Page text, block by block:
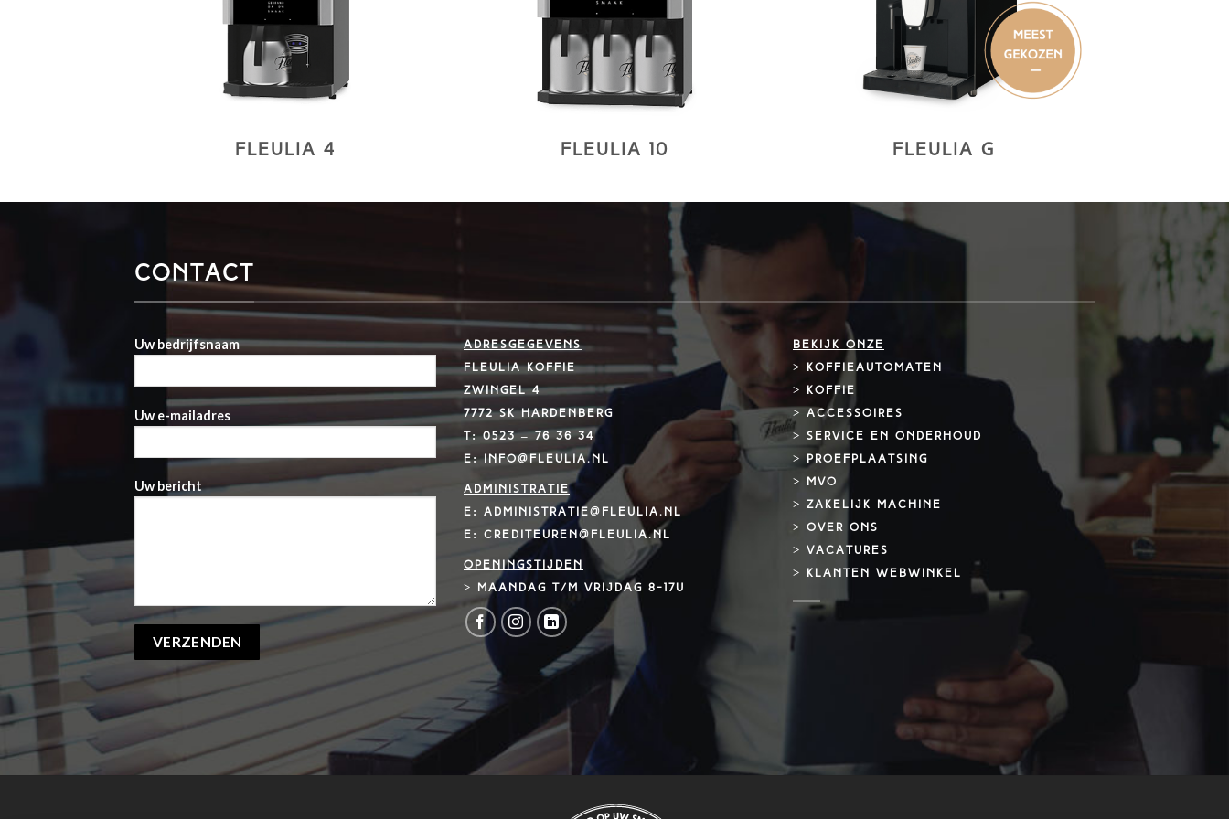
Fleulia 4 Fleulia 10 Fleulia g
CONTACT
Uw bedrijfsnaam
Uw e-mailadres
Uw bericht
Adresgegevens
Fleulia koffie
Zwingel 4
7772 SK Hardenberg
T:0523 – 76 36 34
E: info@fleulia.nl
Administratie
E: administratie@fleulia.nl
E: crediteuren@fleulia.nl
Openingstijden
> Maandag t/m vrijdag 8-17u
Bekijk onze
>
Koffieautomaten
>
Koffie
> Accessoires
> Service en onderhoud
>
Proefplaatsing
>
MVO
> Zakelijk machine
> Over ons
> Vacatures
>
Klanten webwinkel